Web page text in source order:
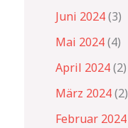
Juni 2024(3)
Mai 2024(4)
April 2024(2)
März 2024(2)
Februar 2024